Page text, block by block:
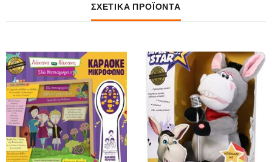
ΣΧΕΤΙΚΆ ΠΡΟΪΌΝΤΑ